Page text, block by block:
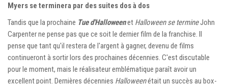
Myers se terminera par des suites dos à dos
Tandis que la prochaine Tue d'Halloweenet Halloween se termineJohn
Carpenter ne pense pas que ce soit le dernier film de la franchise. Il
pense que tant qu'il restera de l'argent à gagner, devenu de films
continueront à sortir lors des prochaines décennies. C'est discutable
pour le moment, mais le réalisateur emblématique paraît avoir un
excellent point. Dernières décennies Halloweenétait un succès au box-